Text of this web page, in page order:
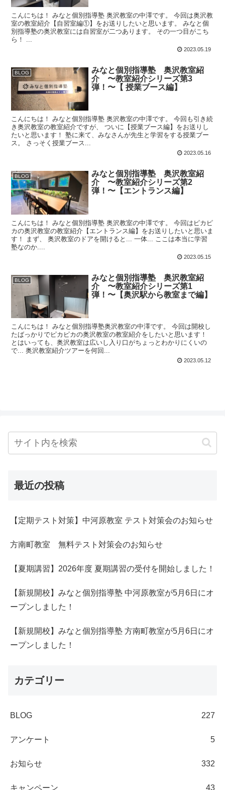
こんにちは！ みなと個別指導塾 奥沢教室の中澤です。 今回は奥沢教
室の教室紹介【自習室編①】をお送りしたいと思います。 みなと個
別指導塾の奥沢教室には自習室が二つあります。 その一つ目がこち
ら！ ...
2023.05.19
BLOG
みなと個別指導塾 奥沢教室紹
介 〜教室紹介シリーズ第3
弾！〜【 授業ブース編】
こんにちは！ みなと個別指導塾 奥沢教室の中澤です。 今回も引き続
き奥沢教室の教室紹介ですが、 ついに【授業ブース編】をお送りし
たいと思います！ 塾に来て、みなさんが先生と学習をする授業ブー
ス。 さっそく授業ブース...
2023.05.16
BLOG
みなと個別指導塾 奥沢教室紹
介 〜教室紹介シリーズ第2
弾！〜【エントランス編】
こんにちは！ みなと個別指導塾 奥沢教室の中澤です。 今回はピカピ
カの奥沢教室の教室紹介【エントランス編】をお送りしたいと思いま
す！ まず、 奥沢教室のドアを開けると... 一体... ここは本当に学習
塾なのか....
2023.05.15
BLOG
みなと個別指導塾 奥沢教室紹
介 〜教室紹介シリーズ第1
弾！〜【奥沢駅から教室まで編】
こんにちは！ みなと個別指導塾奥沢教室の中澤です。 今回は開校し
たばっかりでピカピカの奥沢教室の教室紹介をしたいと思います！
とはいっても、奥沢教室は広いし入り口がちょっとわかりにくいの
で... 奥沢教室紹介ツアーを何回...
2023.05.12
最近の投稿
【定期テスト対策】中河原教室 テスト対策会のお知らせ
方南町教室 無料テスト対策会のお知らせ
【夏期講習】2026年度 夏期講習の受付を開始しました！
【新規開校】みなと個別指導塾 中河原教室が5月6日にオ
ープンしました！
【新規開校】みなと個別指導塾 方南町教室が5月6日にオ
ープンしました！
カテゴリー
BLOG 227
アンケート 5
お知らせ 332
キャンペーン 43